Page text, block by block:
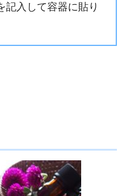
記入して容器に貼り